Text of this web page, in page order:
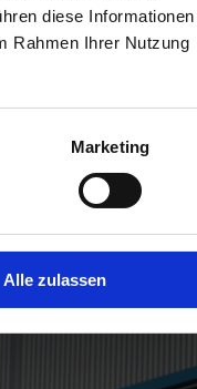
diese Informationen
Rahmen Ihrer Nutzung
Marketing
Alle zulassen